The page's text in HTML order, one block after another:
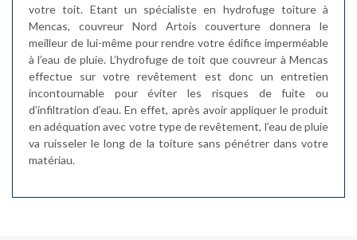
votre toit. Etant un spécialiste en hydrofuge toiture à
Mencas, couvreur Nord Artois couverture donnera le
meilleur de lui-même pour rendre votre édifice imperméable
à l’eau de pluie. L’hydrofuge de toit que couvreur à Mencas
effectue sur votre revêtement est donc un entretien
incontournable pour éviter les risques de fuite ou
d’infiltration d’eau. En effet, après avoir appliquer le produit
en adéquation avec votre type de revêtement, l’eau de pluie
va ruisseler le long de la toiture sans pénétrer dans votre
matériau.